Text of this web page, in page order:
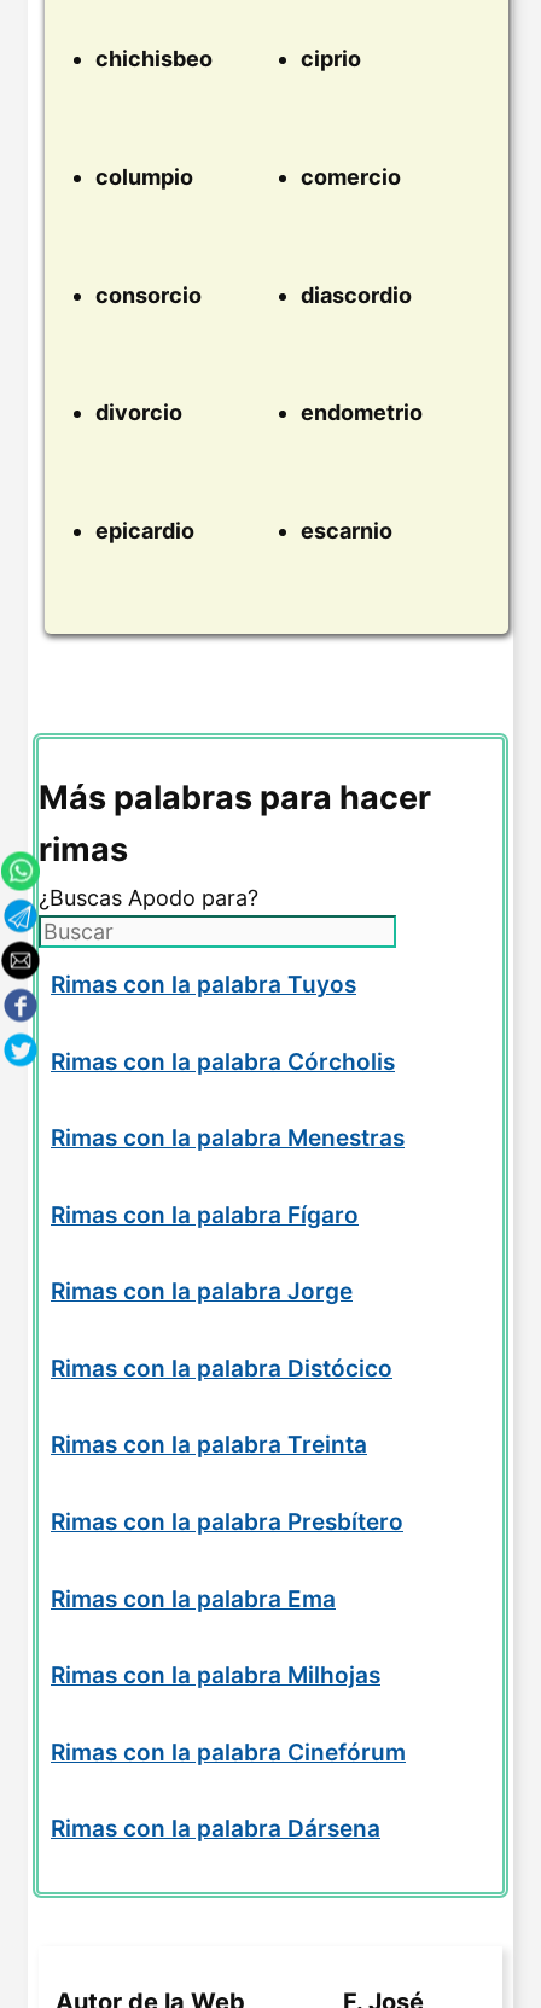
chichisbeo ciprio
columpio comercio
consorcio diascordio
divorcio endometrio
epicardio escarnio
Más palabras para hacer
rimas
¿Buscas Apodo para?
Rimas con la palabra Tuyos
Rimas con la palabra Córcholis
Rimas con la palabra Menestras
Rimas con la palabra Fígaro
Rimas con la palabra Jorge
Rimas con la palabra Distócico
Rimas con la palabra Treinta
Rimas con la palabra Presbítero
Rimas con la palabra Ema
Rimas con la palabra Milhojas
Rimas con la palabra Cinefórum
Rimas con la palabra Dársena
Autor de la Web F. José